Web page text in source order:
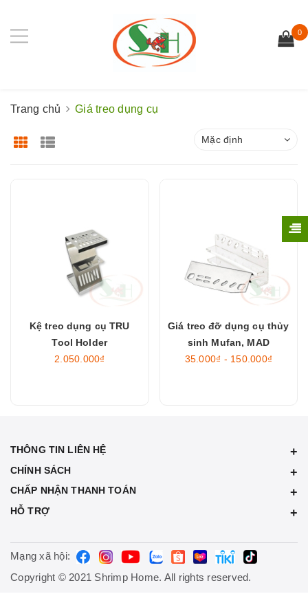
0
Trang chủ Giá treo dụng cụ
Mặc định
Kệ treo dụng cụ TRU
Tool Holder
2.050.000₫
Giá treo đỡ dụng cụ thủy
sinh Mufan, MAD
35.000₫ - 150.000₫
THÔNG TIN LIÊN HỆ
CHÍNH SÁCH
CHẤP NHẬN THANH TOÁN
HỖ TRỢ
Mạng xã hội:
Copyright © 2021 Shrimp Home. All rights reserved.